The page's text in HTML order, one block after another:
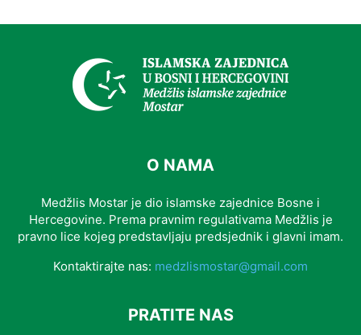
O NAMA
Medžlis Mostar je dio islamske zajednice Bosne i
Hercegovine. Prema pravnim regulativama Medžlis je
pravno lice kojeg predstavljaju predsjednik i glavni imam.
Kontaktirajte nas: medzlismostar@gmail.com
PRATITE NAS